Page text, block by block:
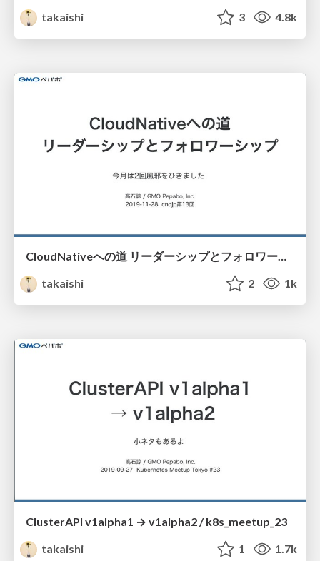
takaishi 3 4.8k
takaishi
2 1k
ClusterAPI v1alpha1 → v1alpha2 / k8s_meetup_23
takaishi
1 1.7k